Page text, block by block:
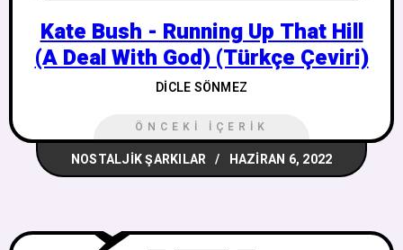
Kate Bush - Running Up That Hill
(A Deal With God) (Türkçe Çeviri)
DICLE SÖNMEZ
ÖNCEKI İÇERIK
NOSTALJIK ŞARKILAR HAZIRAN 6, 2022